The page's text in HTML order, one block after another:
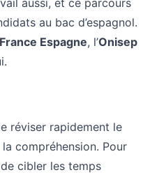
aussi, et ce parcours
au bac d’espagnol.
Espagne, l’Onisep
réviser rapidement le
compréhension. Pour
cibler les temps